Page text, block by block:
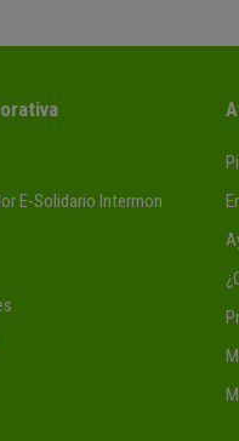
E-Solidario Intermon